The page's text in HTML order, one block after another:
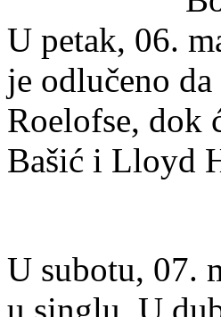
U petak, 06.
je odlučeno
Roelofse, dok
Bašić i Lloyd
U subotu, 07.
u singlu. U